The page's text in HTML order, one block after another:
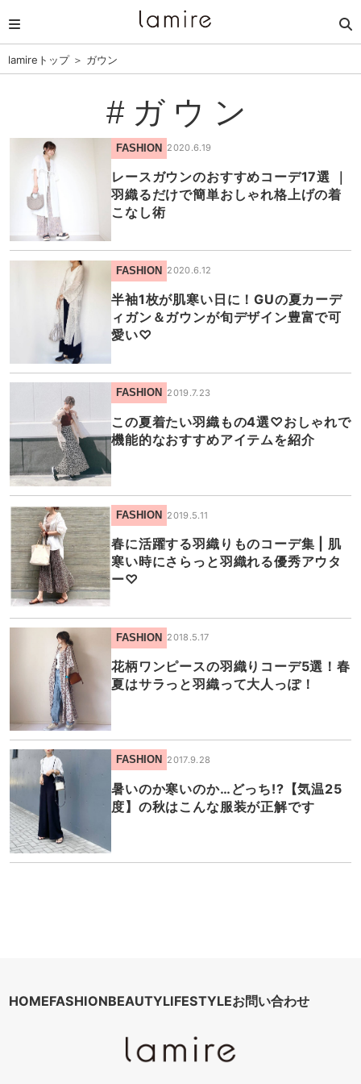
lamireトップ＞ ガウン
#ガウン
FASHION 2020.6.19
レースガウンのおすすめコーデ17選 ｜
羽織るだけで簡単おしゃれ格上げの着
こなし術
FASHION 2020.6.12
半袖1枚が肌寒い日に！GUの夏カーデ
ィガン＆ガウンが旬デザイン豊富で可
愛い♡
FASHION 2019.7.23
この夏着たい羽織もの4選♡おしゃれで
機能的なおすすめアイテムを紹介
FASHION 2019.5.11
春に活躍する羽織りものコーデ集 | 肌
寒い時にさらっと羽織れる優秀アウタ
ー♡
FASHION 2018.5.17
花柄ワンピースの羽織りコーデ5選！春
夏はサラっと羽織って大人っぽ！
FASHION 2017.9.28
暑いのか寒いのか…どっち!?【気温25
度】の秋はこんな服装が正解です
HOMEFASHIONBEAUTYLIFESTYLEお問い合わせ